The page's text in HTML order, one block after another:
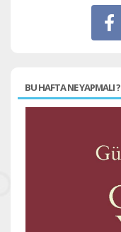
BU HAFTA NE YAPMALI ?